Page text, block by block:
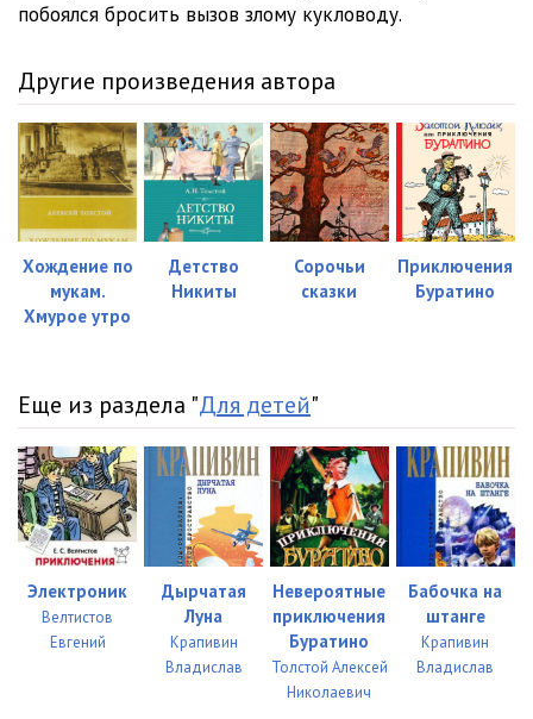
01_01_18
01_01_20 13:48
01_01_21 07:36
01_01_22 10:35
01_01_24 06:32
01_01_28 04:25
01_01_29 12:15
01_01_30 06:19
побоялся бросить вызов злому кукловоду.
Другие произведения автора
Хождение по
мукам.
Хмурое утро
Детство
Никиты
Сорочьи
сказки
Приключения
Буратино
Еще из раздела "Для детей"
Электроник
Велтистов
Евгений
Дырчатая
Луна
Крапивин
Владислав
Невероятные
приключения
Буратино
Толстой Алексей
Николаевич
Бабочка на
штанге
Крапивин
Владислав